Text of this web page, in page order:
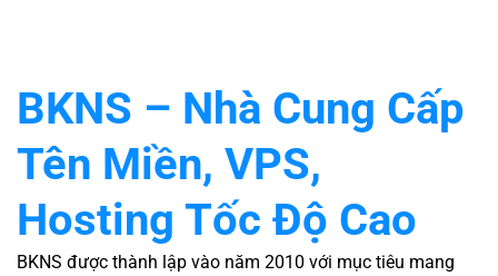
BKNS – Nhà Cung Cấp
Tên Miền, VPS,
Hosting Tốc Độ Cao
BKNS được thành lập vào năm 2010 với mục tiêu mang